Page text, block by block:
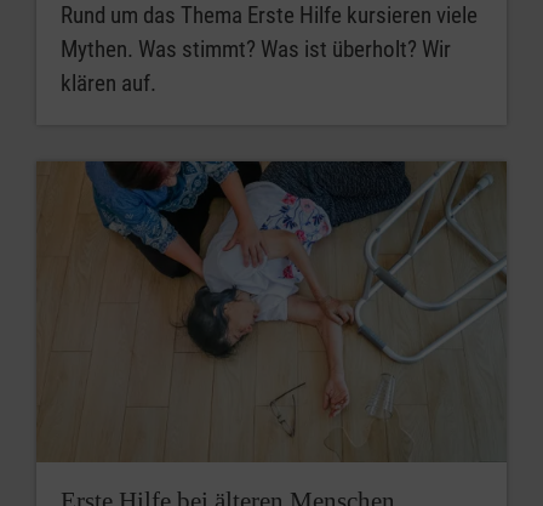
Rund um das Thema Erste Hilfe kursieren viele
Mythen. Was stimmt? Was ist überholt? Wir
klären auf.